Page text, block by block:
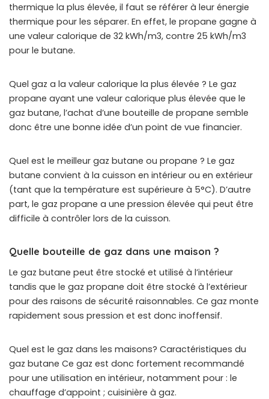
thermique la plus élevée, il faut se référer à leur énergie
thermique pour les séparer. En effet, le propane gagne à
une valeur calorique de 32 kWh/m3, contre 25 kWh/m3
pour le butane.
Quel gaz a la valeur calorique la plus élevée ? Le gaz
propane ayant une valeur calorique plus élevée que le
gaz butane, l’achat d’une bouteille de propane semble
donc être une bonne idée d’un point de vue financier.
Quel est le meilleur gaz butane ou propane ? Le gaz
butane convient à la cuisson en intérieur ou en extérieur
(tant que la température est supérieure à 5°C). D’autre
part, le gaz propane a une pression élevée qui peut être
difficile à contrôler lors de la cuisson.
Quelle bouteille de gaz dans une maison ?
Le gaz butane peut être stocké et utilisé à l’intérieur
tandis que le gaz propane doit être stocké à l’extérieur
pour des raisons de sécurité raisonnables. Ce gaz monte
rapidement sous pression et est donc inoffensif.
Quel est le gaz dans les maisons? Caractéristiques du
gaz butane Ce gaz est donc fortement recommandé
pour une utilisation en intérieur, notamment pour : le
chauffage d’appoint ; cuisinière à gaz.